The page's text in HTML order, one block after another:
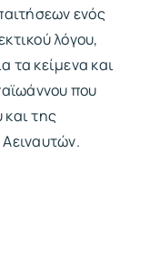
ενός
λόγου,
τα κείμενα και
που
της